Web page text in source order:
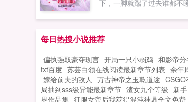
下，一脚就踹了过去谁都不
的一品国师，可是，她算了
到自己这一世会犯桃花国师
了，帝君来了！卧槽！她一
盘里站了起来他来干什么？
那就好那就好！她狂抹一把
汗。小太监欲哭无泪可他说
每日热搜小说推荐
偏执强取豪夺现言 开局一只小弱鸡 和影帝
txt百度 苏芸白领在线阅读最新章节列表 余年
嫁给前夫的敌人 万古神帝之玉乾道途 CSGO
局抽到sss级异能最新章节 渣女九个等级 新
界作品集 征服女帝后我获得混沌神鼎全文免费